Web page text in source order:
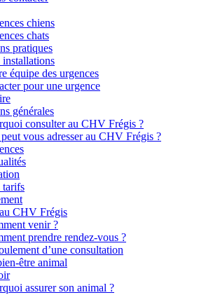
chiens
chats
pratiques
installations
équipe des urgences
pour une urgence
générales
consulter au CHV Frégis ?
vous adresser au CHV Frégis ?
tarifs
CHV Frégis
venir ?
prendre rendez-vous ?
d’une consultation
être animal
assurer son animal ?